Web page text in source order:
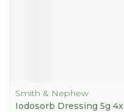
Smith & Nephew
Iodosorb Dressing 5g 4x